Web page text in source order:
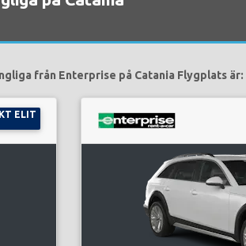
från Enterprise på Catania Flygplats är:
ELIT